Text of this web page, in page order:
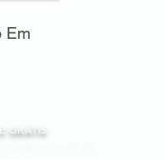
Em
GRÁTIS